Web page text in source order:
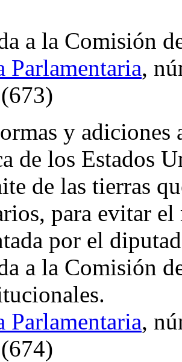
a la Comisión
Parlamentaria,
y
de los Estados
de las tierras
para evitar
por el
a la Comisión
Parlamentaria,